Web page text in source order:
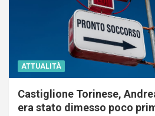
ATTUALITÀ
Castiglione Torinese,
era stato dimesso poco